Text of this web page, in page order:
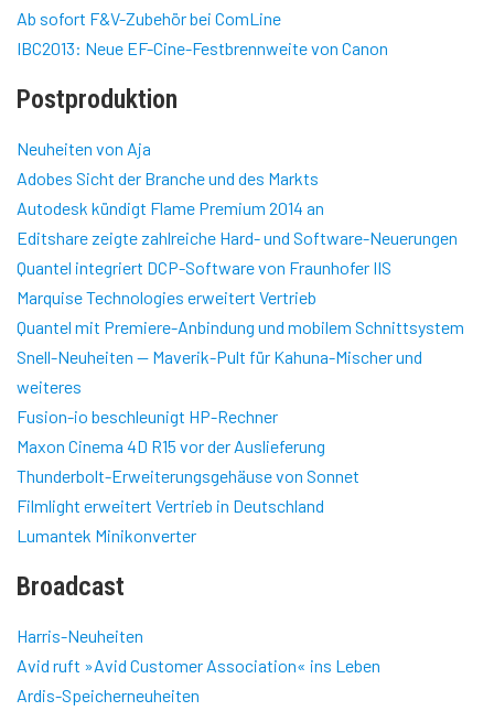
Ab sofort F&V-Zubehör bei ComLine
IBC2013: Neue EF-Cine-Festbrennweite von Canon
Postproduktion
Neuheiten von Aja
Adobes Sicht der Branche und des Markts
Autodesk kündigt Flame Premium 2014 an
Editshare zeigte zahlreiche Hard- und Software-Neuerungen
Quantel integriert DCP-Software von Fraunhofer IIS
Marquise Technologies erweitert Vertrieb
Quantel mit Premiere-Anbindung und mobilem Schnittsystem
Snell-Neuheiten — Maverik-Pult für Kahuna-Mischer und
weiteres
Fusion-io beschleunigt HP-Rechner
Maxon Cinema 4D R15 vor der Auslieferung
Thunderbolt-Erweiterungsgehäuse von Sonnet
Filmlight erweitert Vertrieb in Deutschland
Lumantek Minikonverter
Broadcast
Harris-Neuheiten
Avid ruft »Avid Customer Association« ins Leben
Ardis-Speicherneuheiten